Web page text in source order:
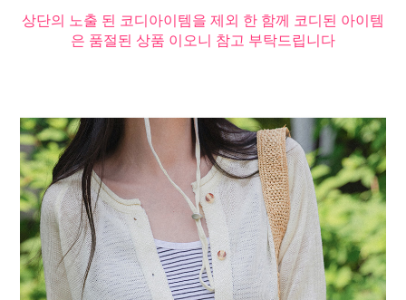
상단의 노출 된 코디아이템을 제외 한 함께 코디된 아이템
은 품절된 상품 이오니 참고 부탁드립니다